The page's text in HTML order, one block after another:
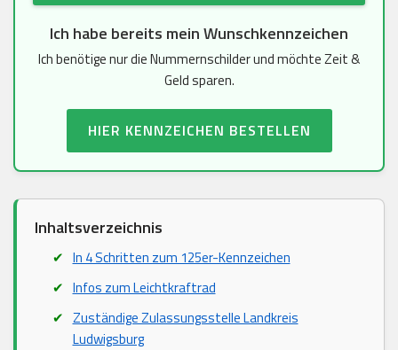
Ich habe bereits mein Wunschkennzeichen
Ich benötige nur die Nummernschilder und möchte Zeit &
Geld sparen.
HIER KENNZEICHEN BESTELLEN
Inhaltsverzeichnis
In 4 Schritten zum 125er-Kennzeichen
Infos zum Leichtkraftrad
Zuständige Zulassungsstelle Landkreis
Ludwigsburg